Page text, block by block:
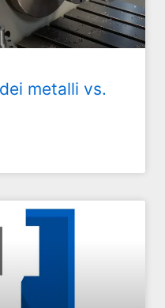
metalli vs.